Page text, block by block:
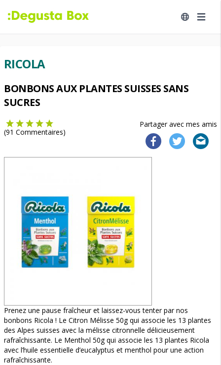
RICOLA
BONBONS AUX PLANTES SUISSES SANS
SUCRES
Partager avec mes amis
(91 Commentaires)
Prenez une pause fraîcheur et laissez-vous tenter par nos
bonbons Ricola ! Le Citron Mélisse 50g qui associe les 13 plantes
des Alpes suisses avec la mélisse citronnelle délicieusement
rafraîchissante. Le Menthol 50g qui associe les 13 plantes Ricola
avec l’huile essentielle d’eucalyptus et menthol pour une action
rafraîchissante.